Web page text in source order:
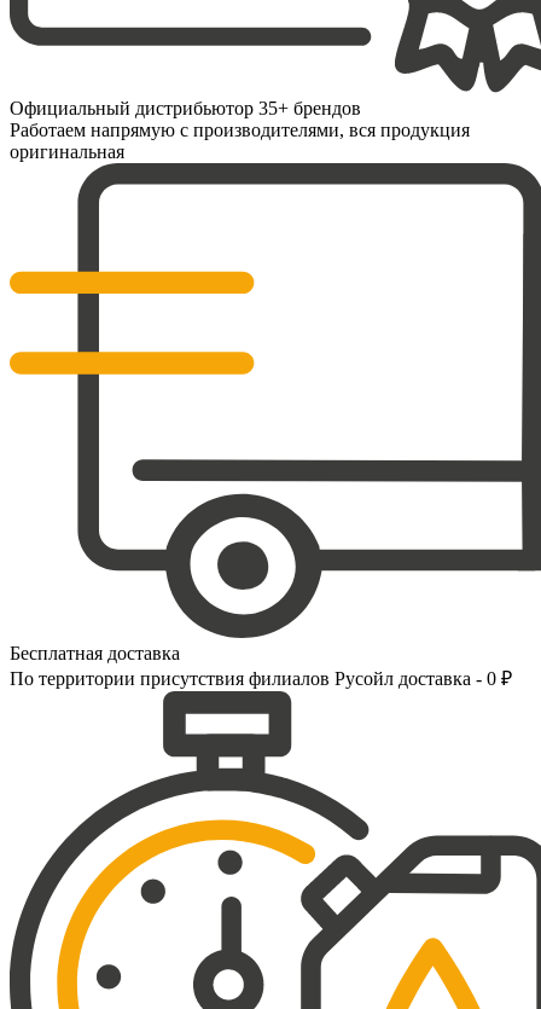
Официальный дистрибьютор 35+ брендов
Работаем напрямую с производителями, вся продукция
оригинальная
Бесплатная доставка
По территории присутствия филиалов Русойл доставка - 0 ₽